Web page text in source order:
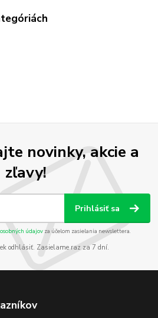
novinky, akcie a
zľavy!
Prihlásiť sa
údajov za účelom zasielania newslettera.
odhlásiť. Zasielame raz za 7 dní.